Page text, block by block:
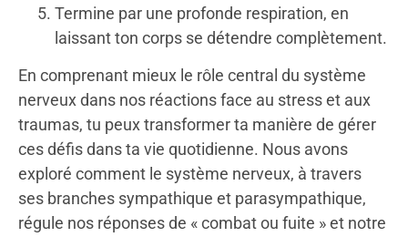
Termine par une profonde respiration, en
laissant ton corps se détendre complètement.
En comprenant mieux le rôle central du système
nerveux dans nos réactions face au stress et aux
traumas, tu peux transformer ta manière de gérer
ces défis dans ta vie quotidienne. Nous avons
exploré comment le système nerveux, à travers
ses branches sympathique et parasympathique,
régule nos réponses de « combat ou fuite » et notre